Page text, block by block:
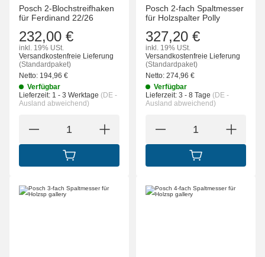
Posch 2-Blochstreifhaken
für Ferdinand 22/26
232,00 €
inkl. 19% USt.
Versandkostenfreie Lieferung
(Standardpaket)
Netto: 194,96 €
Verfügbar
Lieferzeit: 1 - 3 Werktage (DE -
Ausland abweichend)
IN DEN WARENKORB
Posch 2-fach Spaltmesser
für Holzspalter Polly
327,20 €
inkl. 19% USt.
Versandkostenfreie Lieferung
(Standardpaket)
Netto: 274,96 €
Verfügbar
Lieferzeit: 3 - 8 Tage (DE -
Ausland abweichend)
IN DEN